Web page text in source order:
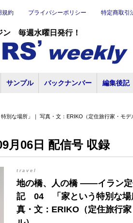
ン 毎週水曜日発行！
規約 プライバシーポリシー 特定商取引
サンプル バックナンバー 編集後記
場所」｜ 写真・文：ERIKO（定住旅行家・モデ
月06日 配信号 収録
travel
地の橋、人の橋 ――イラン
記 04 「家という特別な場
真・文：ERIKO（定住旅行